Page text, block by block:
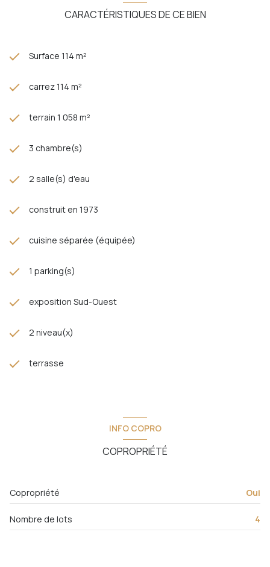
CARACTÉRISTIQUES DE CE BIEN
Surface 114 m²
carrez 114 m²
terrain 1 058 m²
3 chambre(s)
2 salle(s) d'eau
construit en 1973
cuisine séparée (équipée)
1 parking(s)
exposition Sud-Ouest
2 niveau(x)
terrasse
INFO COPRO
COPROPRIÉTÉ
Copropriété Oui
Nombre de lots 4